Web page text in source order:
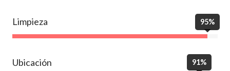
Limpieza 95%
Ubicación 91%